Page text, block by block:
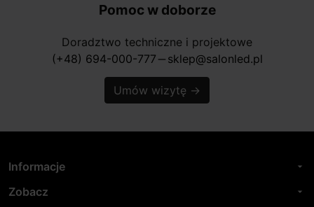
Pomoc w doborze
Doradztwo techniczne i projektowe
(+48) 694-000-777 horizontal_rule sklep@salonled.pl
Umów wizytę →
Informacje arrow_drop_down
Zobacz arrow_drop_down